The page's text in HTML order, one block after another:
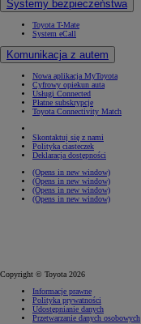
Systemy bezpieczeństwa
Toyota T-Mate
System eCall
Komunikacja z autem
Nowa aplikacja MyToyota
Cyfrowy opiekun auta
Usługi Connected
Płatne subskrypcje
Toyota Connectivity Match
Skontaktuj się z nami
Polityka ciasteczek
Deklaracja dostępności
(Opens in new window)
(Opens in new window)
(Opens in new window)
(Opens in new window)
Copyright © Toyota 2026
Informacje prawne
Polityka prywatności
Udostępnianie danych
Przetwarzanie danych osobowych